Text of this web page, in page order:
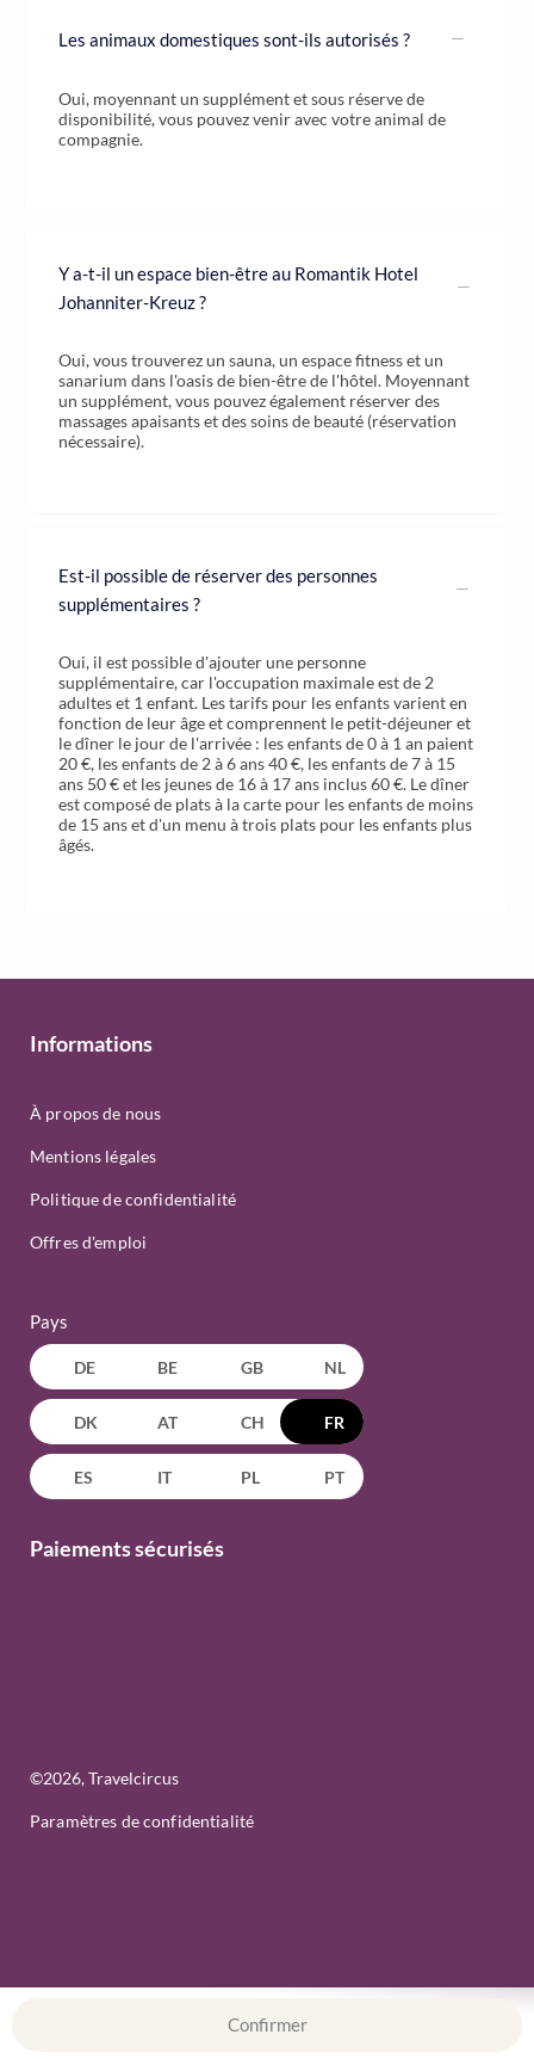
Confirmer
Les animaux domestiques sont-ils autorisés ?
Oui, moyennant un supplément et sous réserve de
disponibilité, vous pouvez venir avec votre animal de
compagnie.
Y a-t-il un espace bien-être au Romantik Hotel
Johanniter-Kreuz ?
Oui, vous trouverez un sauna, un espace fitness et un
sanarium dans l'oasis de bien-être de l'hôtel. Moyennant
un supplément, vous pouvez également réserver des
massages apaisants et des soins de beauté (réservation
nécessaire).
Est-il possible de réserver des personnes
supplémentaires ?
Oui, il est possible d'ajouter une personne
supplémentaire, car l'occupation maximale est de 2
adultes et 1 enfant. Les tarifs pour les enfants varient en
fonction de leur âge et comprennent le petit-déjeuner et
le dîner le jour de l'arrivée : les enfants de 0 à 1 an paient
20 €, les enfants de 2 à 6 ans 40 €, les enfants de 7 à 15
ans 50 € et les jeunes de 16 à 17 ans inclus 60 €. Le dîner
est composé de plats à la carte pour les enfants de moins
de 15 ans et d'un menu à trois plats pour les enfants plus
âgés.
Informations
À propos de nous
Mentions légales
Politique de confidentialité
Offres d'emploi
Pays
DE BE GB NL
DK AT CH FR
ES IT PL PT
Paiements sécurisés
©2026, Travelcircus
Paramètres de confidentialité